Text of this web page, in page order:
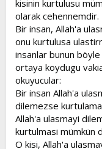
t
a
n
i
h
i
kisinin kurtulusu
olarak cehennemdir.
Bir insan, Allah'a
onu kurtulusa
insanlar bunun
ortaya koydugu
okuyucular:
Bir insan Allah'a
dilemezse
Allah'a ulasmayi
kurtulmasi mümkün
O kisi, Allah'a